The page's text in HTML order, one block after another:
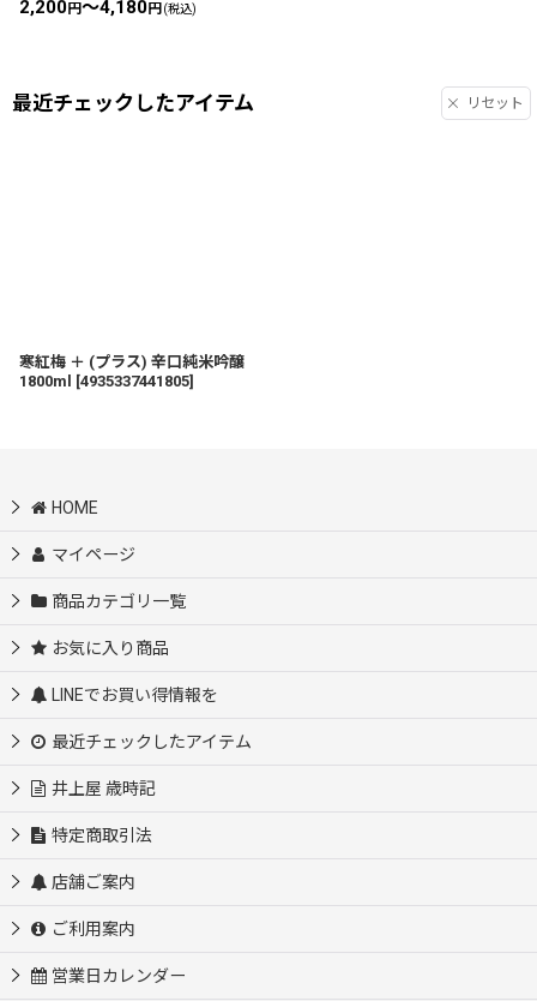
2,200円～4,180円(税込)
最近チェックしたアイテム リセット
寒紅梅 ＋ (プラス) 辛口純米吟醸
1800ml
[4935337441805]
HOME
マイページ
商品カテゴリ一覧
お気に入り商品
LINEでお買い得情報を
最近チェックしたアイテム
井上屋 歳時記
特定商取引法
店舗ご案内
ご利用案内
営業日カレンダー